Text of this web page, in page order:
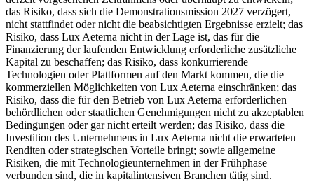
das Risiko, dass sich die Demonstrationsmission 2027 verzögert,
nicht stattfindet oder nicht die beabsichtigten Ergebnisse erzielt; das
Risiko, dass Lux Aeterna nicht in der Lage ist, das für die
Finanzierung der laufenden Entwicklung erforderliche zusätzliche
Kapital zu beschaffen; das Risiko, dass konkurrierende
Technologien oder Plattformen auf den Markt kommen, die die
kommerziellen Möglichkeiten von Lux Aeterna einschränken; das
Risiko, dass die für den Betrieb von Lux Aeterna erforderlichen
behördlichen oder staatlichen Genehmigungen nicht zu akzeptablen
Bedingungen oder gar nicht erteilt werden; das Risiko, dass die
Investition des Unternehmens in Lux Aeterna nicht die erwarteten
Renditen oder strategischen Vorteile bringt; sowie allgemeine
Risiken, die mit Technologieunternehmen in der Frühphase
verbunden sind, die in kapitalintensiven Branchen tätig sind.